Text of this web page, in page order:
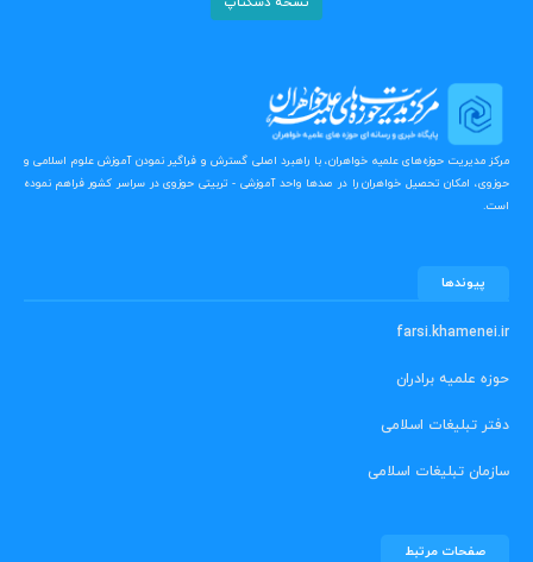
مرکز مدیریت حوزه‌های علمیه خواهران، با راهبرد اصلی گسترش و فراگیر نمودن آموزش علوم اسلامی و
حوزوی، امکان تحصیل خواهران را در صدها واحد آموزشی - تربیتی حوزوی در سراسر کشور فراهم نموده
است.
پیوندها
farsi.khamenei.ir
حوزه علمیه برادران
دفتر تبلیغات اسلامی
سازمان تبلیغات اسلامی
صفحات مرتبط